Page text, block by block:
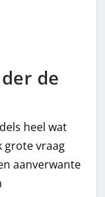
de
heel wat
grote vraag
aanverwante